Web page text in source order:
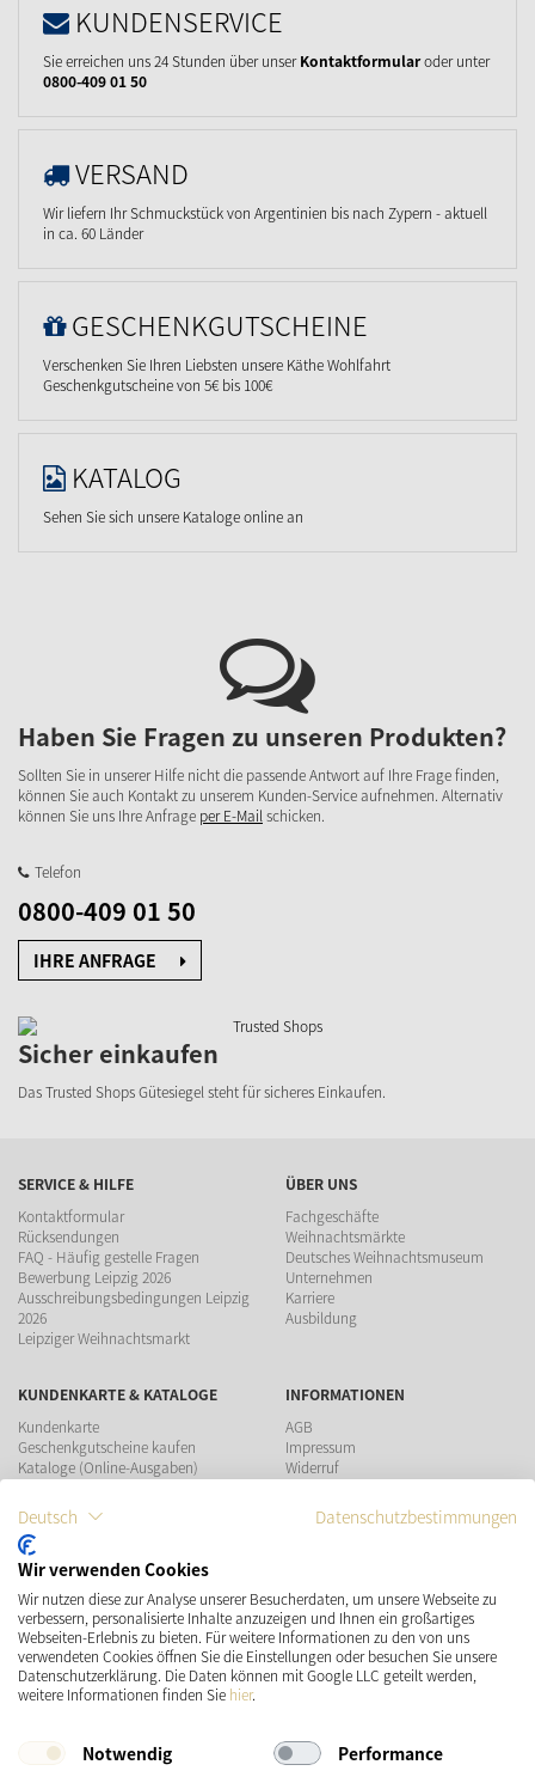
KUNDENSERVICE
Sie erreichen uns 24 Stunden über unserKontaktformularoder unter
0800-409 01 50
VERSAND
Wir liefern Ihr Schmuckstück von Argentinien bis nach Zypern - aktuell
in ca. 60 Länder
GESCHENKGUTSCHEINE
Verschenken Sie Ihren Liebsten unsere Käthe Wohlfahrt
Geschenkgutscheine von 5€ bis 100€
KATALOG
Sehen Sie sich unsere Kataloge online an
Haben Sie Fragen zu unseren Produkten?
Sollten Sie in unserer Hilfe nicht die passende Antwort auf Ihre Frage finden,
können Sie auch Kontakt zu unserem Kunden-Service aufnehmen. Alternativ
können Sie uns Ihre Anfrage per E-Mailschicken.
Telefon
0800-409 01 50
IHRE ANFRAGE
Sicher einkaufen
Das Trusted Shops Gütesiegel steht für sicheres Einkaufen.
SERVICE & HILFE
Kontaktformular
Rücksendungen
FAQ - Häufig gestelle Fragen
Bewerbung Leipzig 2026
Ausschreibungsbedingungen Leipzig
2026
Leipziger Weihnachtsmarkt
ÜBER UNS
Fachgeschäfte
Weihnachtsmärkte
Deutsches Weihnachtsmuseum
Unternehmen
Karriere
Ausbildung
KUNDENKARTE & KATALOGE
Kundenkarte
Geschenkgutscheine kaufen
Kataloge (Online-Ausgaben)
INFORMATIONEN
AGB
Impressum
Widerruf
Teilnahmebedingungen Gewinnspiel
ZAHLUNGSMÖGLICHKEITEN
VERSAND SOCIAL MEDIA
Deutsch Datenschutzbestimmungen
Wir verwenden Cookies
Wir nutzen diese zur Analyse unserer Besucherdaten, um unsere Webseite zu
verbessern, personalisierte Inhalte anzuzeigen und Ihnen ein großartiges
Webseiten-Erlebnis zu bieten. Für weitere Informationen zu den von uns
verwendeten Cookies öffnen Sie die Einstellungen oder besuchen Sie unsere
Datenschutzerklärung. Die Daten können mit Google LLC geteilt werden,
weitere Informationen finden Sie hier.
Notwendig Performance